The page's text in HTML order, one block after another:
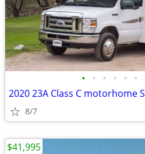
• • • • • •
2020 23A Class C motorhome
8/7
$41,995